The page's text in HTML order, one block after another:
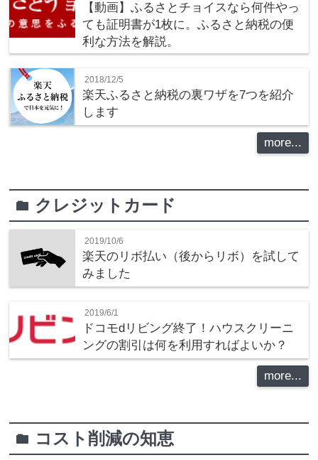
【動画】ふるさとチョイスなら何件やっ
ても証明書が1枚に。ふるさと納税の便
利な方法を解説。
2018/12/5
楽天ふるさと納税の裏ワザを7つを紹介
します
more...
folder クレジットカード
2019/10/6
楽天のリボ払い（後からリボ）を試して
みました
2019/6/1
ドコモdリビング終了！ハウスクリーニ
ングの割引は何を利用すればよいか？
more...
folder コスト削減の知恵